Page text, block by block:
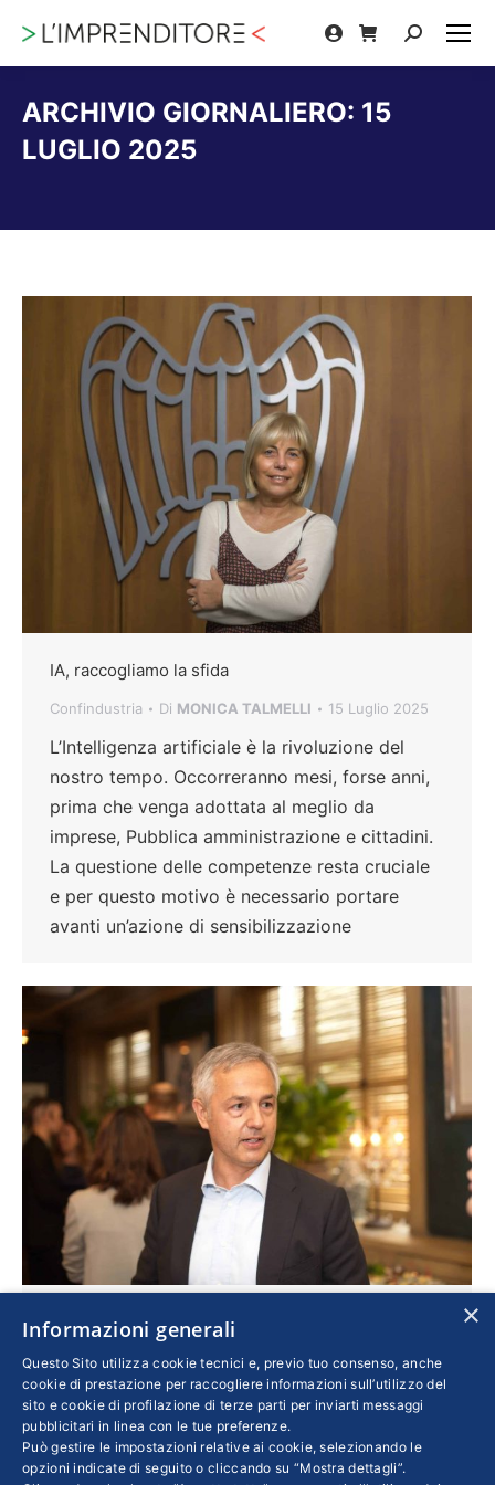
Cerca:
ARCHIVIO GIORNALIERO: 15
LUGLIO 2025
IA, raccogliamo la sfida
Confindustria Di MONICA TALMELLI 15 Luglio 2025
L’Intelligenza artificiale è la rivoluzione del
nostro tempo. Occorreranno mesi, forse anni,
prima che venga adottata al meglio da
imprese, Pubblica amministrazione e cittadini.
La questione delle competenze resta cruciale
e per questo motivo è necessario portare
avanti un’azione di sensibilizzazione
Intuito, perseveranza, coraggio: il caso di MPR
Imprese DiSERGIO TORRISI 15 Luglio 2025
Quella dell’azienda trentina attiva nella
progettazione e costruzione di attrezzature e
impianti per il settore meccanico è una storia a
×
Informazioni generali
Questo Sito utilizza cookie tecnici e, previo tuo consenso, anche
cookie di prestazione per raccogliere informazioni sull’utilizzo del
sito e cookie di profilazione di terze parti per inviarti messaggi
pubblicitari in linea con le tue preferenze.
Può gestire le impostazioni relative ai cookie, selezionando le
opzioni indicate di seguito o cliccando su “Mostra dettagli”.